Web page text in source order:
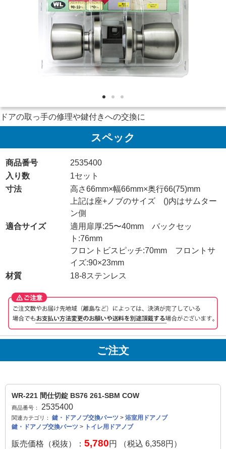
ドアの取っ手の修理や鍵付きへの交換に
スペック
商品番号
2535400
入り数
1セット
寸法
高さ66mm×幅66mm×奥行66(75)mm
上記は座+ノブのサイズ ()内はサムター
ン側
適合サイズ
適用扉厚:25〜40mm バックセッ
ト:76mm
フロントビスピッチ:70mm フロントサ
イズ:90×23mm
材質
18-8ステンレス
ご注文
WR-221 間仕切錠 BS76 261-SBM COW
商品番号： 2535400
関連カテゴリ： 鍵・ドアノブ交換パーツ > 浴室用ドアノブ
鍵・ドアノブ交換パーツ > トイレ用ドアノブ
販売価格（税抜）： 5,780円 （税込 6,358円）